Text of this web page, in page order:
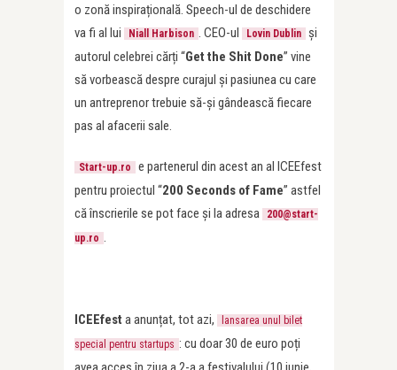
o zonă inspirațională. Speech-ul de deschidere
va fi al lui
Niall Harbison . CEO-ul Lovin Dublin
și
autorul celebrei cărți “Get the Shit Done” vine
să vorbească despre curajul și pasiunea cu care
un antreprenor trebuie să-și gândească fiecare
pas al afacerii sale.
Start-up.ro
e partenerul din acest an al ICEEfest
pentru proiectul “200 Seconds of Fame” astfel
că înscrierile se pot face și la adresa
200@start-
up.ro .
ICEEfest a anunțat, tot azi,
lansarea unul bilet
special pentru startups : cu doar 30 de euro poți